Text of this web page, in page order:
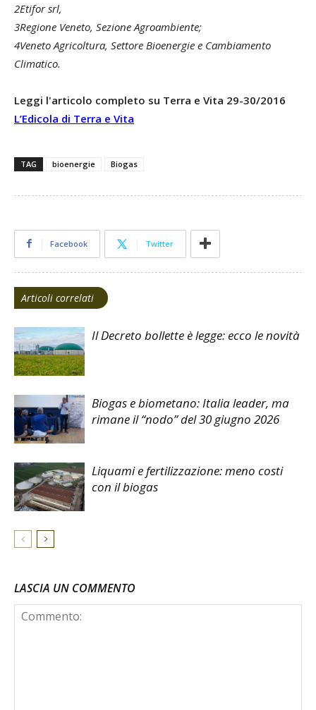
2Etifor srl,
3Regione Veneto, Sezione Agroambiente;
4Veneto Agricoltura, Settore Bioenergie e Cambiamento
Climatico.
Leggi l'articolo completo su Terra e Vita 29-30/2016
L’Edicola di Terra e Vita
TAG bioenergie Biogas
Facebook Twitter
Articoli correlati
Il Decreto bollette è legge: ecco le novità
Biogas e biometano: Italia leader, ma
rimane il “nodo” del 30 giugno 2026
Liquami e fertilizzazione: meno costi
con il biogas
LASCIA UN COMMENTO